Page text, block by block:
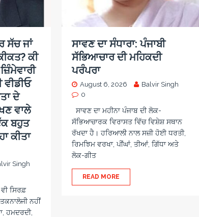
ਸੱਚ ਜਾਂ
ਕੀ
ਵੀਡੀਓ
ਦੇ
ਵਾਲੇ
ਬਹੁਤ
ਕੀਤਾ
Singh
ਸਿਰਫ਼
ਨਹੀਂ
ਹਮਦਰਦੀ,
ਸਾਵਣ ਦਾ ਸੰਧਾਰਾ: ਪੰਜਾਬੀ
ਸੱਭਿਆਚਾਰ ਦੀ ਮਹਿਕਦੀ
ਪਰੰਪਰਾ
August 6, 2026
Balvir Singh
0
ਸਾਵਣ ਦਾ ਮਹੀਨਾ ਪੰਜਾਬ ਦੀ ਲੋਕ-
ਸੱਭਿਆਚਾਰਕ ਵਿਰਾਸਤ ਵਿੱਚ ਵਿਸ਼ੇਸ਼ ਸਥਾਨ
ਰੱਖਦਾ ਹੈ। ਹਰਿਆਲੀ ਨਾਲ ਸਜ਼ੀ ਹੋਈ ਧਰਤੀ,
ਰਿਮਝਿਮ ਵਰਖਾ, ਪੀਂਘਾਂ, ਤੀਆਂ, ਗਿੱਧਾ ਅਤੇ
ਲੋਕ-ਗੀਤ
READ MORE